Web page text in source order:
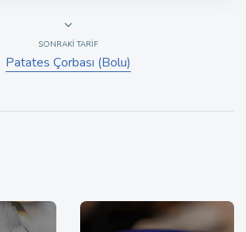
SONRAKI TARIF
Patates Çorbası (Bolu)